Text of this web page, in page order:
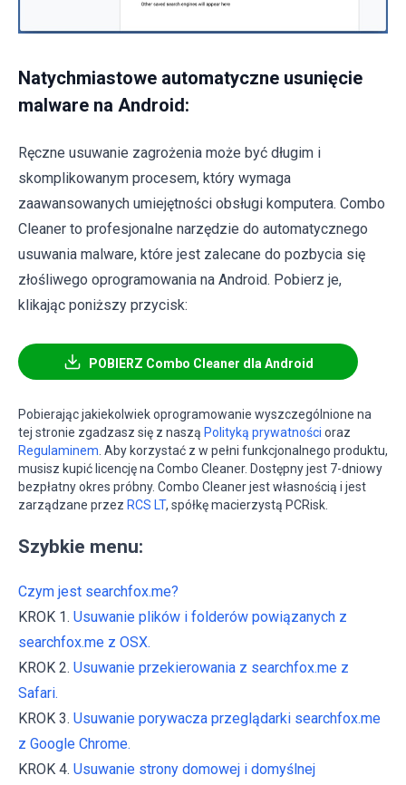
Natychmiastowe automatyczne usunięcie
malware na Android:
Ręczne usuwanie zagrożenia może być długim i
skomplikowanym procesem, który wymaga
zaawansowanych umiejętności obsługi komputera. Combo
Cleaner to profesjonalne narzędzie do automatycznego
usuwania malware, które jest zalecane do pozbycia się
złośliwego oprogramowania na Android. Pobierz je,
klikając poniższy przycisk:
POBIERZ Combo Cleaner dla Android
Pobierając jakiekolwiek oprogramowanie wyszczególnione na
tej stronie zgadzasz się z naszą Polityką prywatności oraz
Regulaminem. Aby korzystać z w pełni funkcjonalnego produktu,
musisz kupić licencję na Combo Cleaner. Dostępny jest 7-dniowy
bezpłatny okres próbny. Combo Cleaner jest własnością i jest
zarządzane przez RCS LT, spółkę macierzystą PCRisk.
Szybkie menu:
Czym jest searchfox.me?
KROK 1. Usuwanie plików i folderów powiązanych z
searchfox.me z OSX.
KROK 2. Usuwanie przekierowania z searchfox.me z
Safari.
KROK 3. Usuwanie porywacza przeglądarki searchfox.me
z Google Chrome.
KROK 4. Usuwanie strony domowej i domyślnej